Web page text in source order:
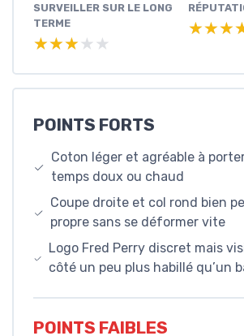
SURVEILLER SUR LE LONG
TERME
★★★★★
★★★★★
POINTS FORTS
Coton léger et agréable à
temps doux ou chaud
Coupe droite et col rond bien
propre sans se déformer vite
Logo Fred Perry discret mais
côté un peu plus habillé qu’un
POINTS FAIBLES